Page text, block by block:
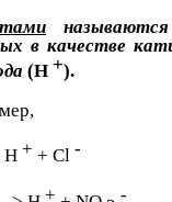
в качестве
(H +).
H + + Cl -
+ -